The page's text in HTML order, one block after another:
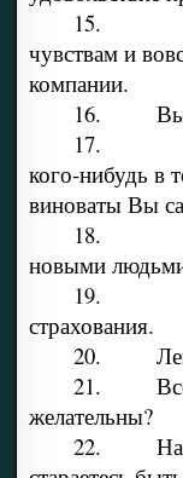
15.
чувствам и
компании.
16. Вы
17. Вы
кого-нибудь в
виноваты Вы
18. Вам
новыми
19. Вы
страхования.
20.
21. Все
желательны?
22.